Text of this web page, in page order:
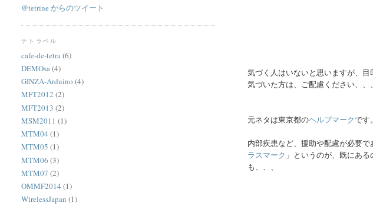
気づく人はいないと思いますが、目
気づいた方は、ご配慮ください、、、
元ネタは東京都のヘルプマークです
内部疾患など、援助や配慮が必要
ラスマーク 」というのが、既にあ
も、、、
@tetrine からのツイート
テトラベル
cafe-de-tetra(6)
DEMOsa(4)
GINZA-Arduino (4)
MFT2012 (2)
MFT2013 (2)
MSM2011 (1)
MTM04 (1)
MTM05 (1)
MTM06 (3)
MTM07 (2)
OMMF2014 (1)
WirelessJapan (1)